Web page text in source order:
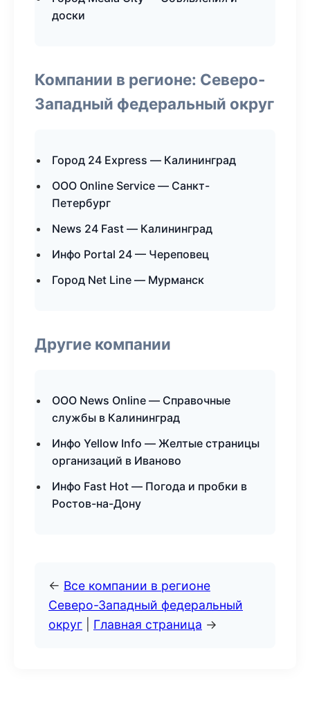
доски
Компании в регионе: Северо-
Западный федеральный округ
Город 24 Express — Калининград
ООО Online Service — Санкт-
Петербург
News 24 Fast — Калининград
Инфо Portal 24 — Череповец
Город Net Line — Мурманск
Другие компании
ООО News Online — Справочные
службы в Калининград
Инфо Yellow Info — Желтые страницы
организаций в Иваново
Инфо Fast Hot — Погода и пробки в
Ростов-на-Дону
← Все компании в регионе
Северо-Западный федеральный
округ
Главная страница →